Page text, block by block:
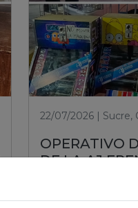
22/07/2026 | Sucre,
OPERATIVO
DE LA AJ
PUESTO DE